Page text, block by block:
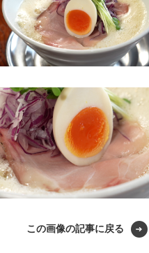
この画像の記事に戻る